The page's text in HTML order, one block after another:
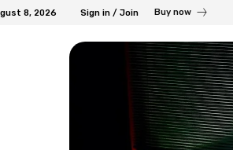
8, 2026 Sign in / Join Buy now